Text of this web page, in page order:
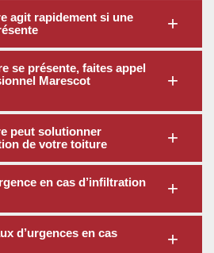
agit rapidement si une
se présente, faites appel
Marescot
peut solutionner
de votre toiture
en cas d’infiltration
d’urgences en cas